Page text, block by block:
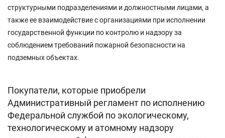
структурными подразделениями и должностными лицами, а
также ее взаимодействие с организациями при исполнении
государственной функции по контролю и надзору за
соблюдением требований пожарной безопасности на
подземных объектах.
Покупатели, которые приобрели
Административный регламент по исполнению
Федеральной службой по экологическому,
технологическому и атомному надзору